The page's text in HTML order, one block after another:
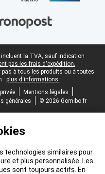
incluent la TVA, sauf indication
pas les frais d'expédition.
à tous les produits ou à toutes
: plus d'informations.
Mentions légales
générales © 2026 Gomibo.fr
technologies similaires pour
et plus personnalisée. Les
sont toujours actifs. En